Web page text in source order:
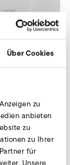
Über Cookies
zu
anbieten
zu
zu Ihrer
für
von
in
bis zu